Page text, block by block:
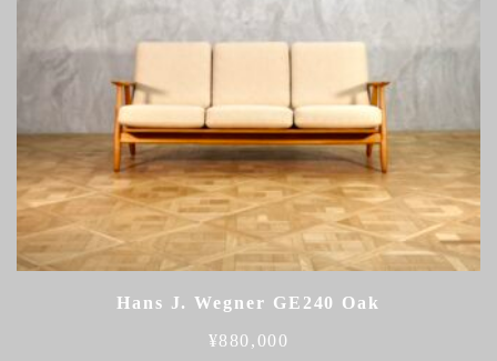
Hans J. Wegner GE240 Oak
¥880,000